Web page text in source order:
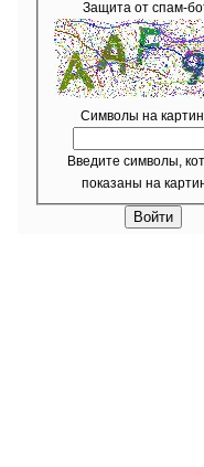
Защита от спам-
Символы на
Введите символы,
показаны на